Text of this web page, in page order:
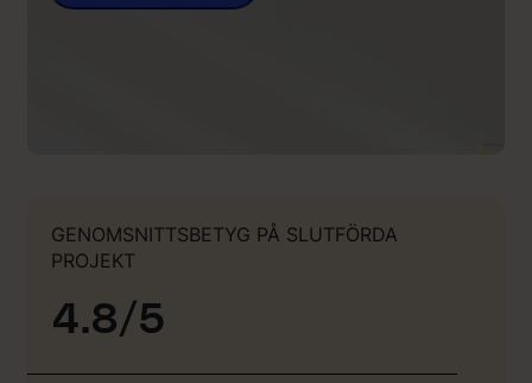
GENOMSNITTSBETYG PÅ SLUTFÖRDA
PROJEKT
4.8/5